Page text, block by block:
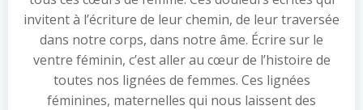
invitent à l’écriture de leur chemin, de leur traversée
dans notre corps, dans notre âme. Écrire sur le
ventre féminin, c’est aller au cœur de l’histoire de
toutes nos lignées de femmes. Ces lignées
féminines, maternelles qui nous laissent des